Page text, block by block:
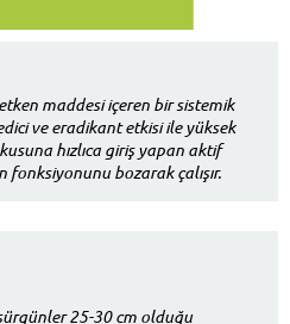
maddesi içeren bir sistemik
ve eradikant etkisi ile yüksek
hızlıca giriş yapan aktif
bozarak çalışır.
25-30 cm olduğu